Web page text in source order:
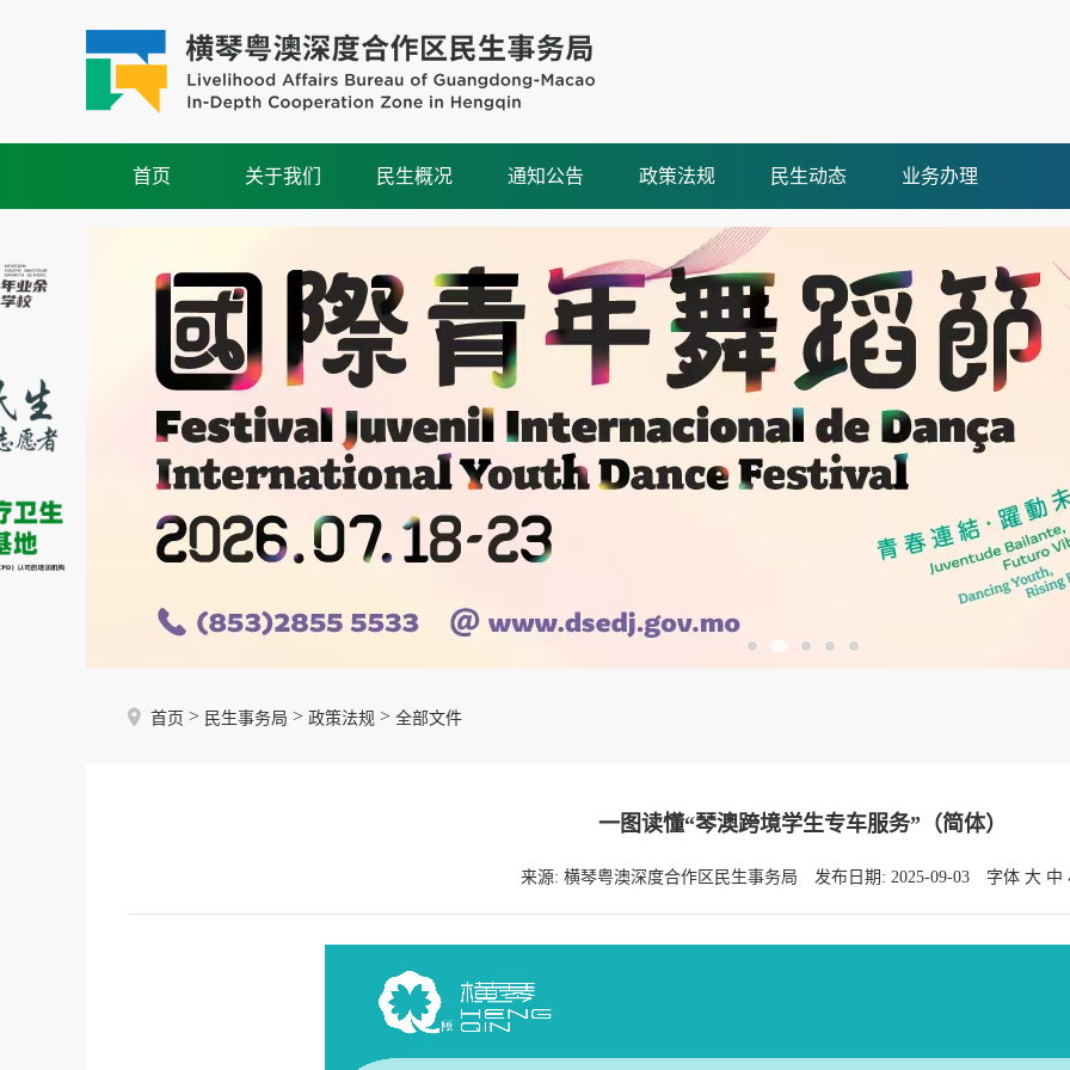
首页 关于我们 民生概况 通知公告 政策法规 民生动态 业务办理
首页 > 民生事务局 > 政策法规 > 全部文件
一图读懂“琴澳跨境学生专车服务”（简体）
来源: 横琴粤澳深度合作区民生事务局 发布日期: 2025-09-03 字体 大 中